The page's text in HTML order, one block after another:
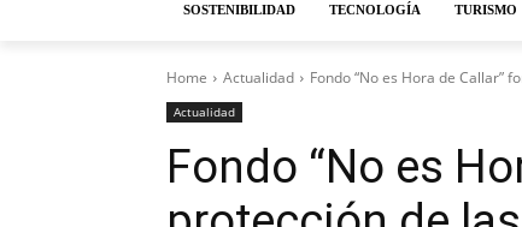
SOSTENIBILIDAD
TECNOLOGÍA TURISMO
Home Actualidad Fondo “No es Hora de Callar”
Actualidad
Fondo “No es